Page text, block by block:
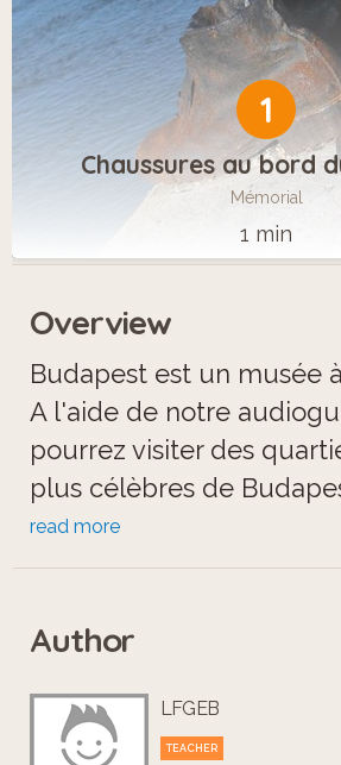
1
Chaussures au bord
Mémorial
1 min
Overview
Budapest est un musée
A l'aide de notre
pourrez visiter des
plus célèbres de
découvrant comment
d'intérêt, accessibles à
Branchez vos écouteurs
read more
Author
LFGEB
TEACHER